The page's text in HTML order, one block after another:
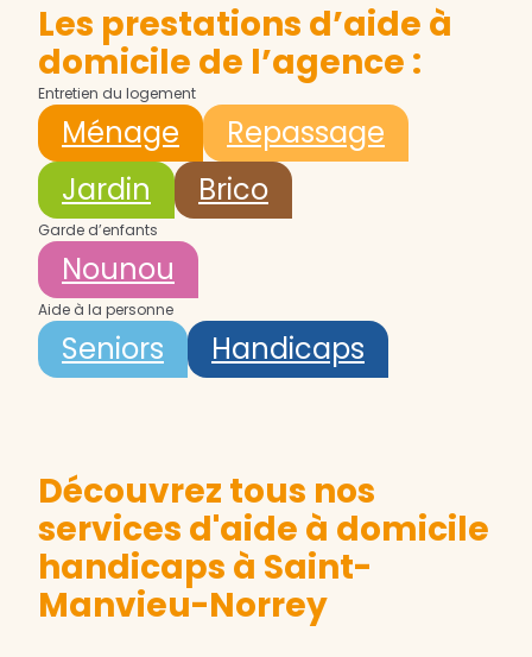
Les prestations d’aide à
domicile de l’agence :
Entretien du logement
Ménage
Repassage
Jardin
Brico
Garde d’enfants
Nounou
Aide à la personne
Seniors Handicaps
Découvrez tous nos
services d'aide à domicile
handicaps à Saint-
Manvieu-Norrey